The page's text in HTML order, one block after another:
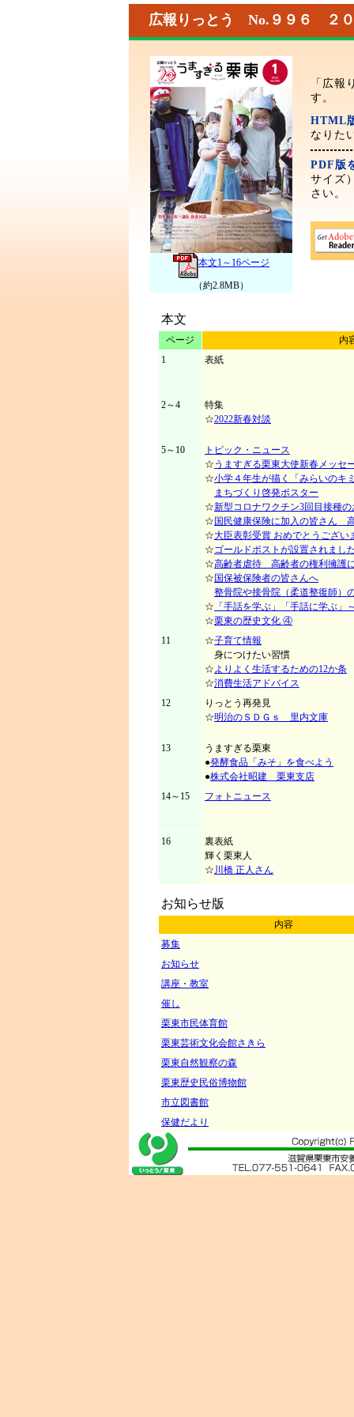
広報りっとう No.９９６ ２０
本文1～16ページ
（約2.8MB）
「広報
す。
HTML
なりた
PDF版
サイズ
さい。
本文
ページ
内
1
表紙
2～4
特集
☆2022新春対談
5～10
トピック・ニュース
☆ うますぎる栗東大使新春メッセ
☆小学４年生が描く「みらいのキ
まちづくり啓発ポスター
☆新型コロナワクチン3回目接種
☆ 国民健康保険に加入の皆さん
☆大臣表彰受賞 おめでとうござい
☆ゴールドポストが設置されまし
☆高齢者虐待 高齢者の権利擁護
☆ 国保被保険者の皆さんへ
整骨院や接骨院（柔道整復師）
☆ 「手話を学ぶ」「手話に学ぶ」
☆栗東の歴史文化 ④
11
☆子育て情報
身につけたい習慣
☆よりよく生活するための12か条
☆消費生活アドバイス
12
りっとう再発見
☆明治のＳＤＧｓ 里内文庫
13
うますぎる栗東
●発酵食品「みそ」を食べよう
●株式会社昭建 栗東支店
14～15
フォトニュース
16
裏表紙
輝く栗東人
☆ 川橋 正人さん
お知らせ版
内容
募集
お知らせ
講座・教室
催し
栗東市民体育館
栗東芸術文化会館さきら
栗東自然観察の森
栗東歴史民俗博物館
市立図書館
保健だより